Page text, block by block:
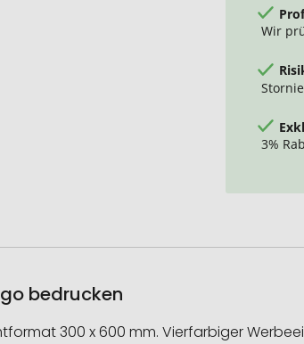
Wir
3%
bedrucken
300 x 600 mm. Vierfarbiger